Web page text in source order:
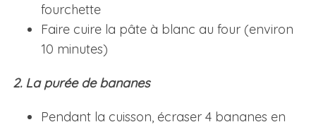
fourchette
Faire cuire la pâte à blanc au four (environ
10 minutes)
2. La purée de bananes
Pendant la cuisson, écraser 4 bananes en